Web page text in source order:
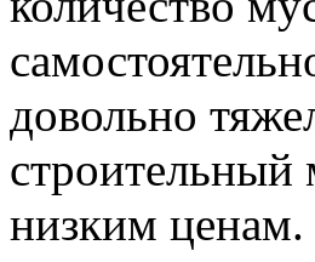
довольно
низким ценам.